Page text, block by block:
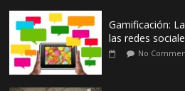
Gamificación:
las redes
No